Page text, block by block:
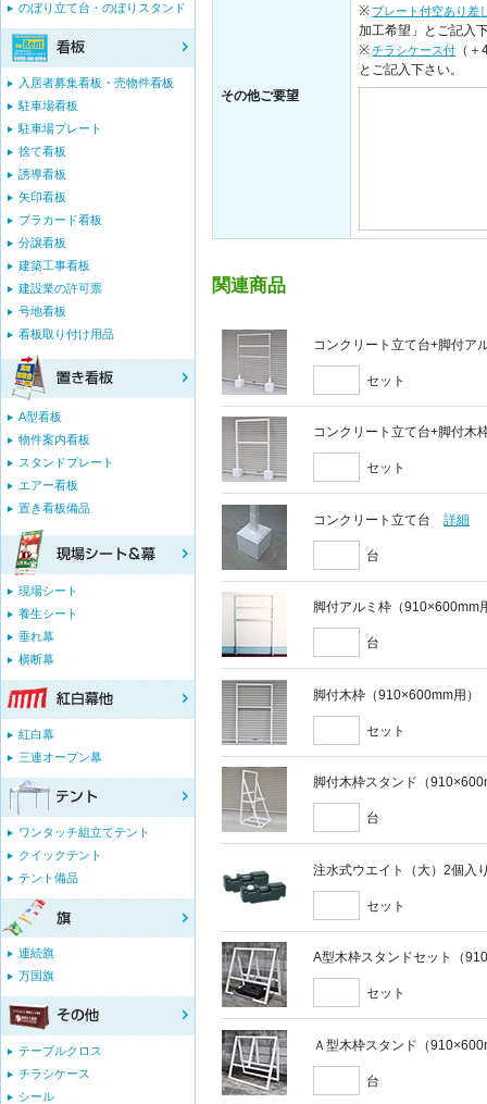
その他ご要望
※ プレート付空あり差
加工希望」とご記入
※チラシケース付 （
とご記入下さい。
関連商品
コンクリート立て台+脚付ア
セット
コンクリート立て台+脚付木
セット
コンクリート立て台 詳細
台
脚付アルミ枠（910×600mm
台
脚付木枠（910×600mm用）
セット
脚付木枠スタンド（
台
注水式ウエイト（大）2個入
セット
A型木枠スタンドセット（
セット
Ａ型木枠スタンド（
台
のぼり立て台・のぼりスタンド
入居者募集看板・売物件看板
駐車場看板
駐車場プレート
捨て看板
誘導看板
矢印看板
プラカード看板
分譲看板
建築工事看板
建設業の許可票
号地看板
看板取り付け用品
A型看板
物件案内看板
スタンドプレート
エアー看板
置き看板備品
現場シート
養生シート
垂れ幕
横断幕
紅白幕
三連オープン幕
ワンタッチ組立てテント
クイックテント
テント備品
連続旗
万国旗
テーブルクロス
チラシケース
シール